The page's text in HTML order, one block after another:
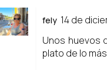
fely 14 de
Unos huevos
plato de lo